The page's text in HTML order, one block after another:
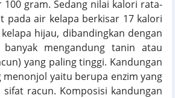
100 gram. Sedang nilai kalori rata-
pada air kelapa berkisar 17 kalori
hijau, dibandingkan dengan
mengandung tanin atau
yang paling tinggi. Kandungan
menonjol yaitu berupa enzim yang
racun. Komposisi kandungan